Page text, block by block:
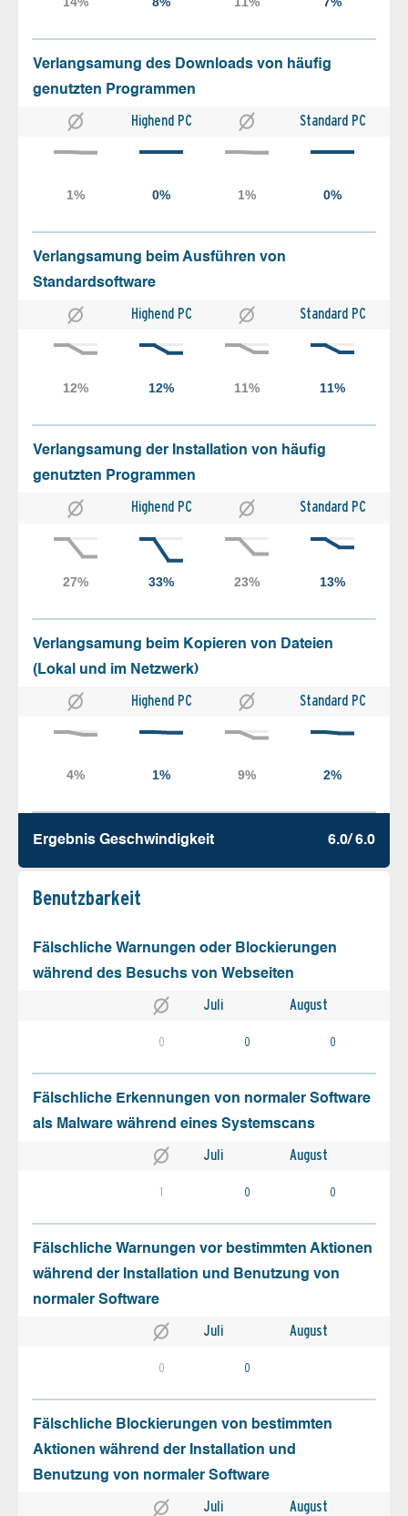
Verlangsamung des Downloads von häufig
genutzten Programmen
Highend PC Standard PC
Verlangsamung beim Ausführen von
Standardsoftware
Highend PC Standard PC
Verlangsamung der Installation von häufig
genutzten Programmen
Highend PC Standard PC
Verlangsamung beim Kopieren von Dateien
(Lokal und im Netzwerk)
Highend PC Standard PC
Ergebnis Geschw­indigkeit 6.0/ 6.0
Benutz­barkeit
Fälschliche Warnungen oder Blockierungen
während des Besuchs von Webseiten
Juli August
0 0 0
Fälschliche Erkennungen von normaler Software
als Malware während eines Systemscans
Juli August
1 0 0
Fälschliche Warnungen vor bestimmten Aktionen
während der Installation und Benutzung von
normaler Software
Juli August
0 0
Fälschliche Blockierungen von bestimmten
Aktionen während der Installation und
Benutzung von normaler Software
Juli August